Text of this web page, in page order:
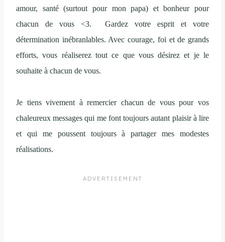
amour, santé (surtout pour mon papa) et bonheur pour
chacun de vous <3. Gardez votre esprit et votre
détermination inébranlables. Avec courage, foi et de grands
efforts, vous réaliserez tout ce que vous désirez et je le
souhaite à chacun de vous.
Je tiens vivement à remercier chacun de vous pour vos
chaleureux messages qui me font toujours autant plaisir à lire
et qui me poussent toujours à partager mes modestes
réalisations.